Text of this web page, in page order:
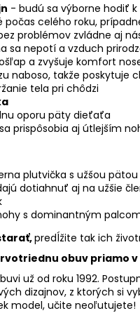
- budú sa výborne hodiť
celého roku,
problémov zvládne aj
sa nepotí a vzduch
a zvyšuje komfort
naboso, takže poskytuje
tela pri chôdzi
oporu päty dieťaťa
prispôsobia aj útlejším
plutvička s užšou pätou
dotiahnuť aj na užšie
s dominantným
predĺžite tak ich
obuv priamo
už od roku 1992.
dizajnov, z ktorých si
model, učite neoľutujete!